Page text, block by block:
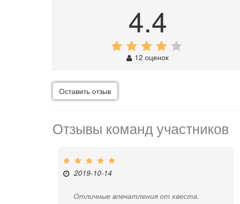
4.4
12 оценок
Оставить отзыв
Отзывы команд участников
2019-10-14
Отличные впечатления от квеста.